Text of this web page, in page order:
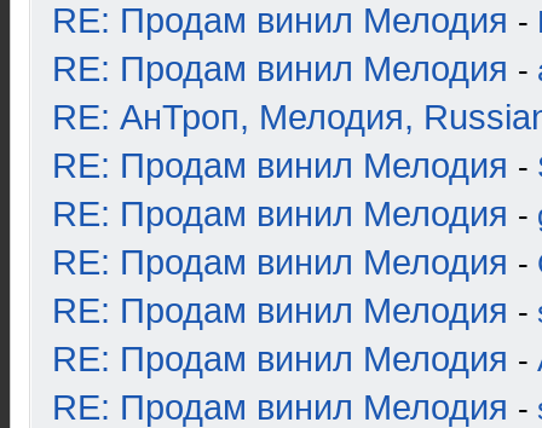
RE: Продам винил Мелодия -
RE: Продам винил Мелодия -
RE: АнТроп, Мелодия,
RE: Продам винил Мелодия -
RE: Продам винил Мелодия -
RE: Продам винил Мелодия -
RE: Продам винил Мелодия -
RE: Продам винил Мелодия -
RE: Продам винил Мелодия -